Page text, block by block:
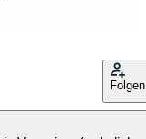
Folgen